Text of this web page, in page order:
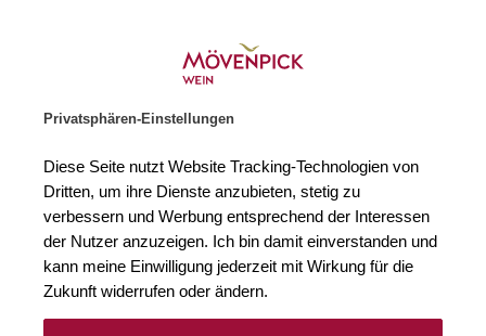
Privatsphären-Einstellungen
Diese Seite nutzt Website Tracking-Technologien von
Dritten, um ihre Dienste anzubieten, stetig zu
verbessern und Werbung entsprechend der Interessen
der Nutzer anzuzeigen. Ich bin damit einverstanden und
kann meine Einwilligung jederzeit mit Wirkung für die
Zukunft widerrufen oder ändern.
Zum Ende der Bildgalerie springen
Zum Anfang der